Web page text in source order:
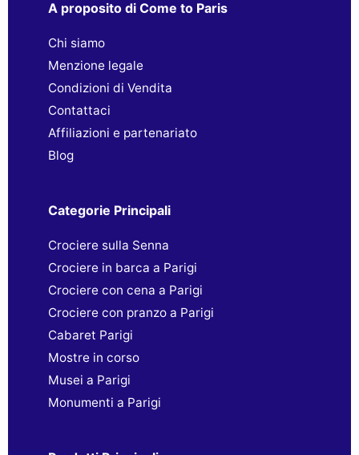
A proposito di Come to Paris
Chi siamo
Menzione legale
Condizioni di Vendita
Contattaci
Affiliazioni e partenariato
Blog
Categorie Principali
Crociere sulla Senna
Crociere in barca a Parigi
Crociere con cena a Parigi
Crociere con pranzo a Parigi
Cabaret Parigi
Mostre in corso
Musei a Parigi
Monumenti a Parigi